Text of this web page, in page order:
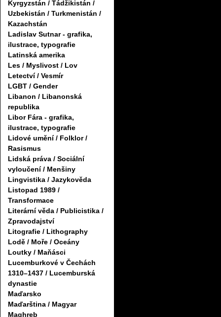
Kyrgyzstán / Tádžikistán /
Uzbekistán / Turkmenistán /
Kazachstán
Ladislav Sutnar - grafika,
ilustrace, typografie
Latinská amerika
Les / Myslivost / Lov
Letectví / Vesmír
LGBT / Gender
Libanon / Libanonská
republika
Libor Fára - grafika,
ilustrace, typografie
Lidové umění / Folklor /
Rasismus
Lidská práva / Sociální
vyloučení / Menšiny
Lingvistika / Jazykověda
Listopad 1989 /
Transformace
Literární věda / Publicistika /
Zpravodajství
Litografie / Lithography
Lodě / Moře / Oceány
Loutky / Maňásci
Lucemburkové v Čechách
1310–1437 / Lucemburská
dynastie
Maďarsko
Maďarština / Magyar
Maghreb